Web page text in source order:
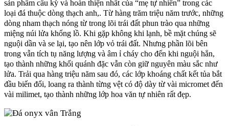
sản phẩm cầu kỳ và hoàn thiện nhất của “mẹ tự nhiên” trong các
loại đá thuộc dòng thạch anh,. Từ hàng trăm triệu năm trước, những
dòng nham thạch nóng từ trong lõi trái đất phun trào qua những
miệng núi lửa khổng lồ. Khi gặp không khi lạnh, bề mặt chúng sẽ
nguội dần và se lại, tạo nên lớp vỏ trái đất. Nhưng phần lõi bên
trong vẫn tích tụ năng lượng và âm ỉ cháy cho đến khi nguội hẳn,
tạo thành những khối quánh đặc vẫn còn giữ nguyên màu sắc như
lửa. Trải qua hàng triệu năm sau đó, các lớp khoáng chất kết tủa bắt
đầu biến đổi, loang ra thành từng vệt có độ dày từ vài micromet đến
vài milimet, tạo thành những lớp hoa văn tự nhiên rất đẹp.